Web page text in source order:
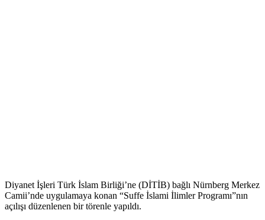
Diyanet İşleri Türk İslam Birliği’ne (DİTİB) bağlı Nürnberg Merkez
Camii’nde uygulamaya konan “Suffe İslami İlimler Programı”nın
açılışı düzenlenen bir törenle yapıldı.